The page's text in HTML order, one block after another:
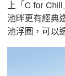
上「C for Chill
池畔更有經典
池浮圈，可以